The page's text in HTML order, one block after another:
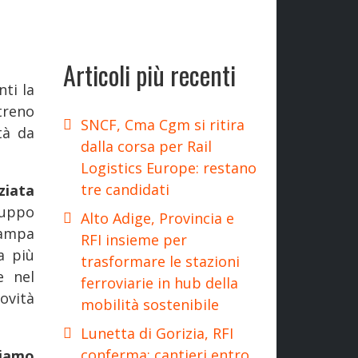
la
da
più
nel
Articoli più recenti
SNCF, Cma Cgm si ritira
dalla corsa per Rail
Logistics Europe: restano
tre candidati
Alto Adige, Provincia e
RFI insieme per
trasformare le stazioni
ferroviarie in hub della
mobilità sostenibile
Lunetta di Gorizia, RFI